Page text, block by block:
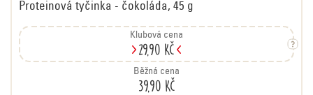
Proteinová tyčinka - čokoláda, 45 g
Klubová cena
29,90 Kč
Běžná cena
39,90 Kč